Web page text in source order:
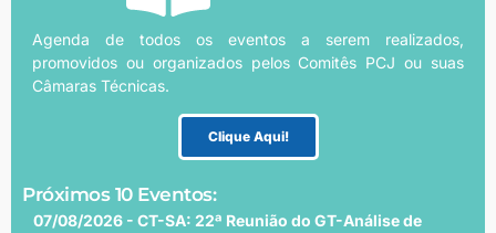
Agenda de todos os eventos a serem realizados,
promovidos ou organizados pelos Comitês PCJ ou suas
Câmaras Técnicas.
Clique Aqui!
Próximos 10 Eventos:
07/08/2026 - CT-SA: 22ª Reunião do GT-Análise de